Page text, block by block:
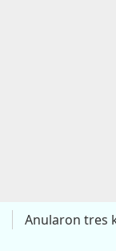
Anularon tres